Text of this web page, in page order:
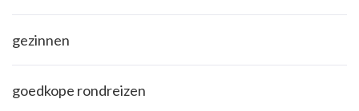
gezinnen
goedkope rondreizen